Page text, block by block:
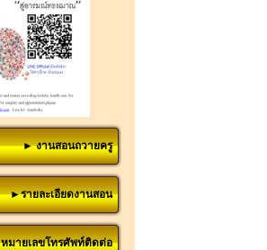
► งานสอนถวายครู
►รายละเอียดงานสอน
หมายเลขโทรศัพท์ติดต่อ